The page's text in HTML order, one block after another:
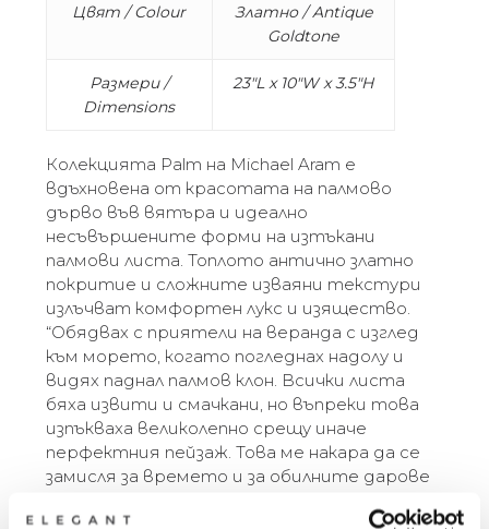
Цвят / Colour
Златно / Antique
Goldtone
Размери /
Dimensions
23″L x 10″W x 3.5″H
Колекцията Palm на Michael Aram е
вдъхновена от красотата на палмово
дърво във вятъра и идеално
несъвършените форми на изтъкани
палмови листа. Топлото антично златно
покритие и сложните изваяни текстури
излъчват комфортен лукс и изящество.
“Обядвах с приятели на веранда с изглед
към морето, когато погледнах надолу и
видях паднал палмов клон. Всички листа
бяха извити и смачкани, но въпреки това
изпъкваха великолепно срещу иначе
перфектния пейзаж. Това ме накара да се
замисля за времето и за обилните дарове
храна до подслон.” – Michael Aram